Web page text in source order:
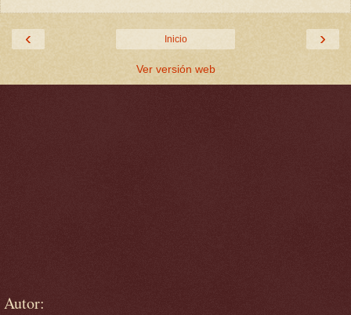
‹ ›
Inicio
Ver versión web
Autor: